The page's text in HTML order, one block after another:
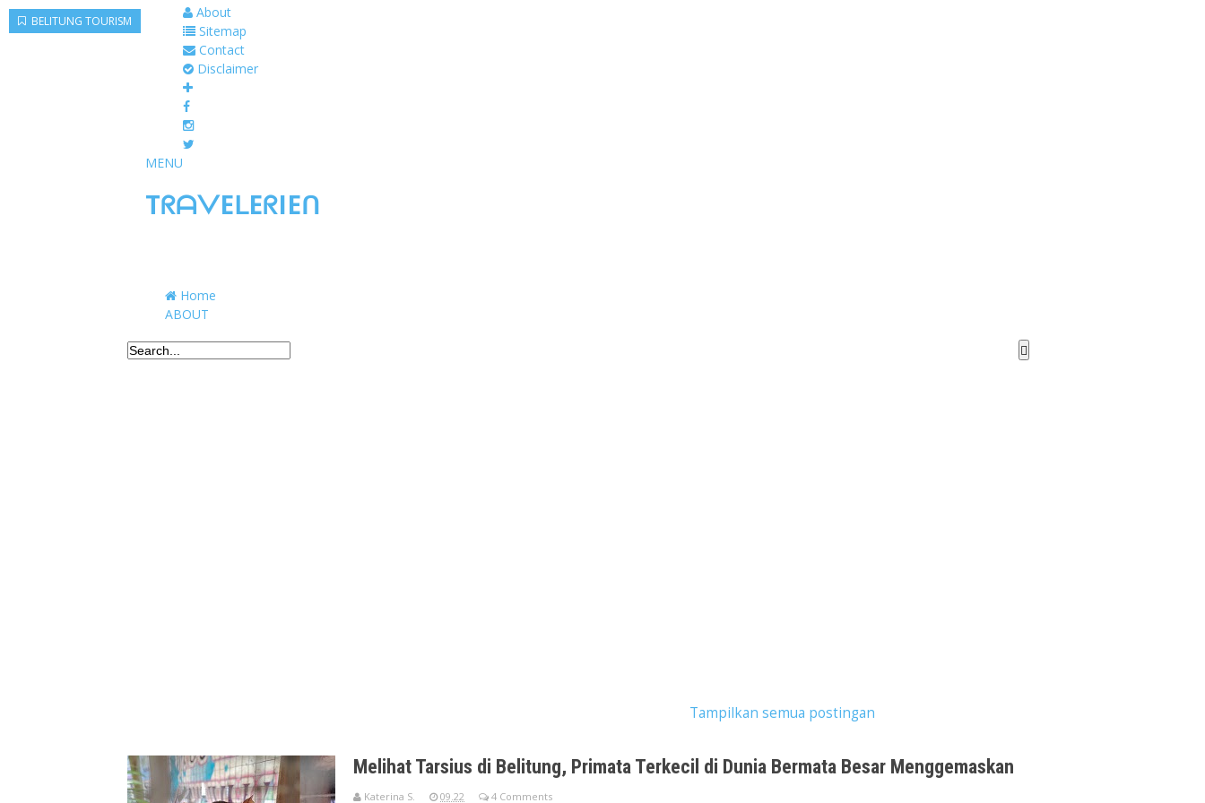
About
Sitemap
Contact
Disclaimer
MENU
TᖇᗩᐯEᒪEᖇIEᑎ
Home
ABOUT
Tampilkan semua postingan
Melihat Tarsius di Belitung, Primata Terkecil di Dunia Bermata Besar Menggemaskan
BELITUNG TOURISM
Katerina S. 09.22 4 Comments